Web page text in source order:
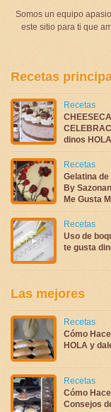
Somos un equipo
este sitio para ti que
Recetas
Recetas
dinos
Recetas
Gelatina
By
Me Gusta
Recetas
Uso de
te gusta
Las mejores
Recetas
Cómo
HOLA y
Recetas
Cómo
Consejos